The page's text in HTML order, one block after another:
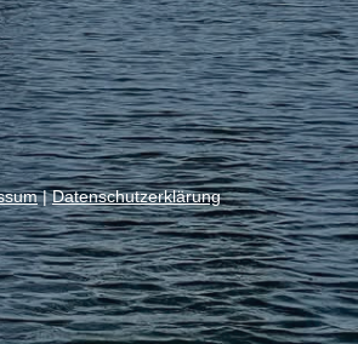
|Datenschutzerklärung